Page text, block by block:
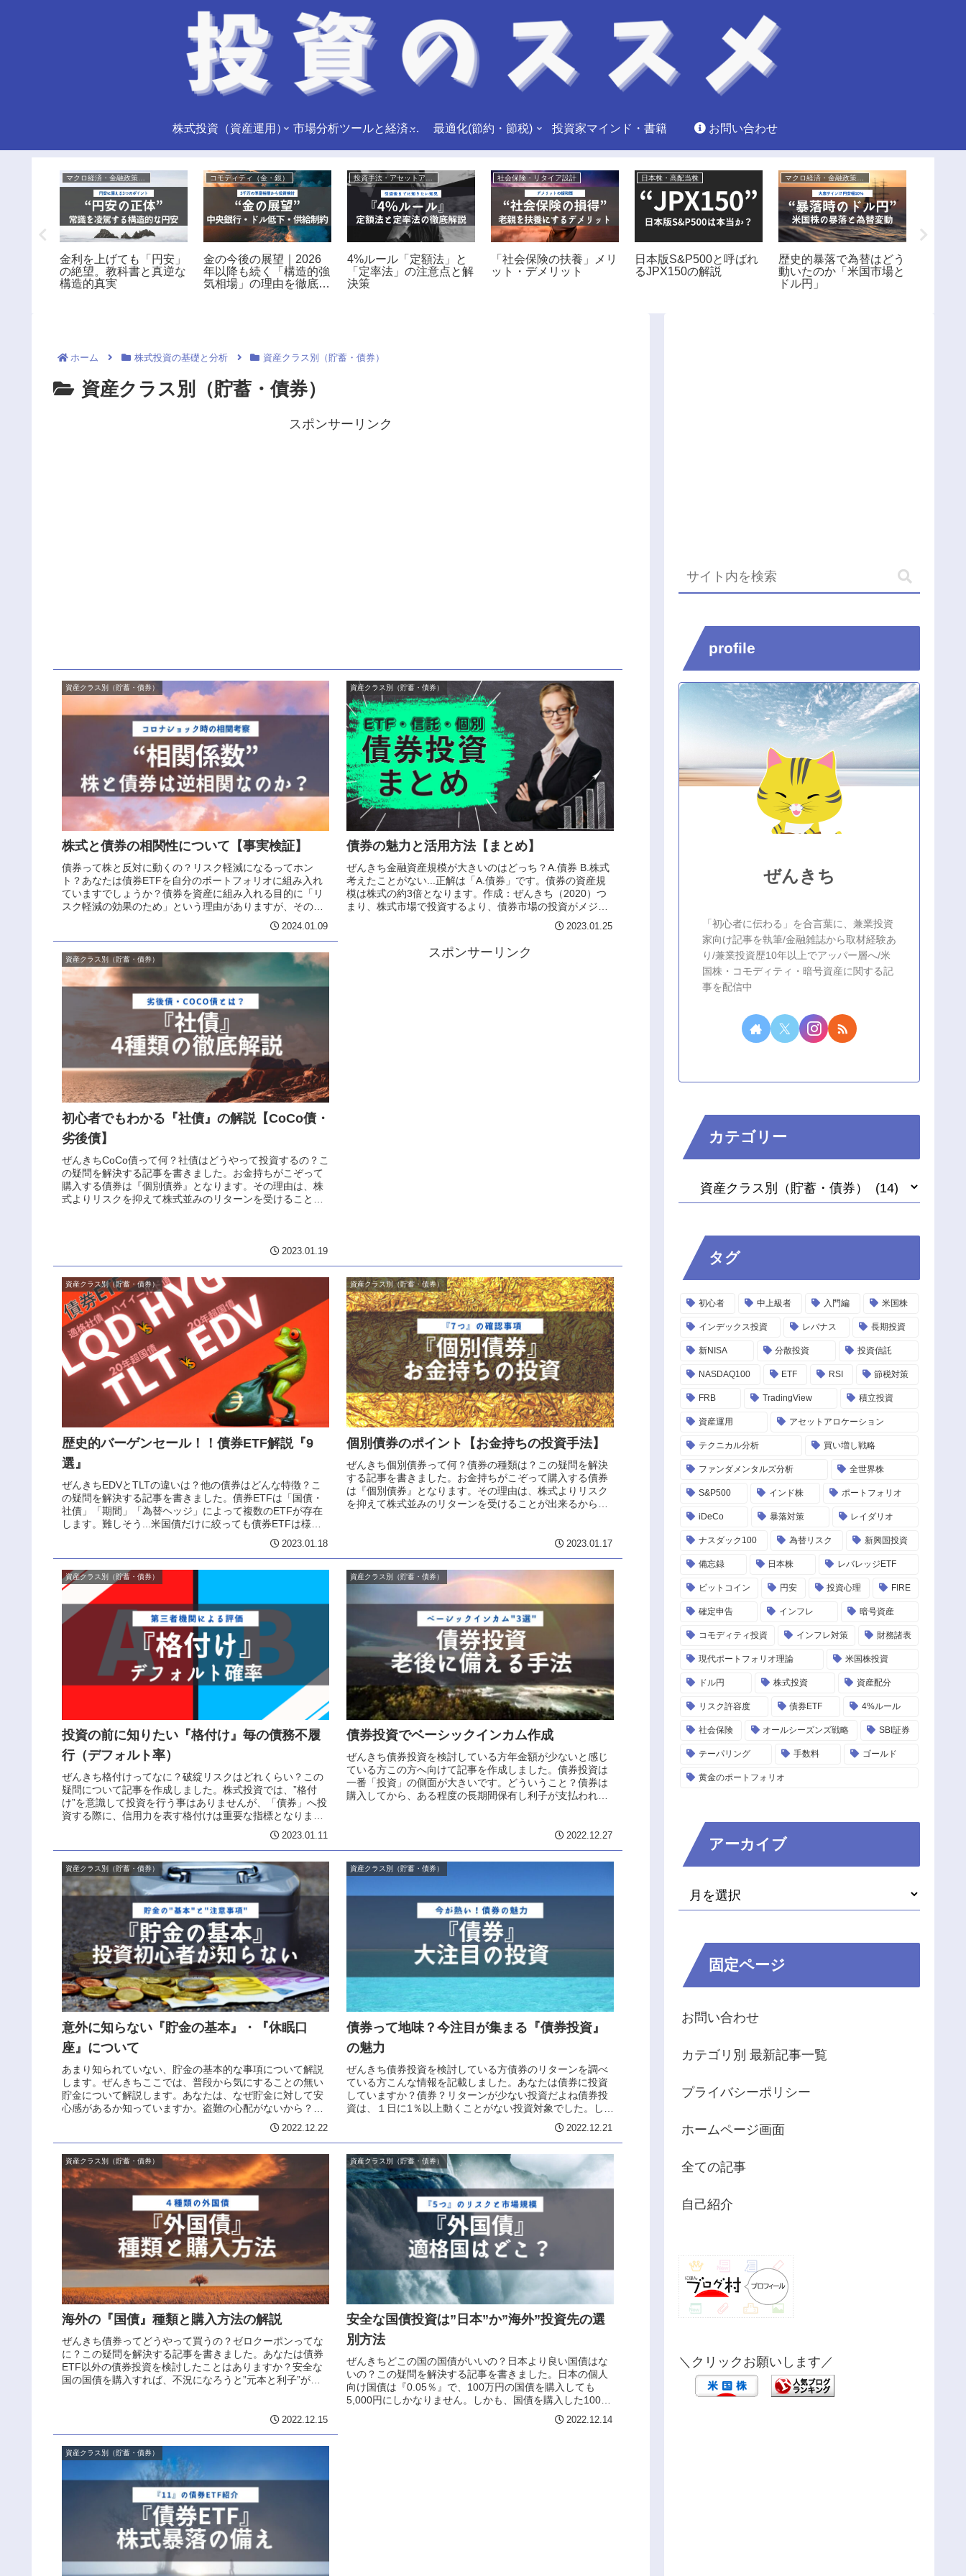
株式投資（資産運用） 市場分析ツールと経済指標 最適化(節約・節税) 投資家マインド・書籍 お問い合わせ
金利を上げても「円安」
の絶望。教科書と真逆な
構造的真実
コモディティ（金・銀）
金の今後の展望｜2026
年以降も続く「構造的強
気相場」の理由を徹底解
4%ルール「定額法」と
「定率法」の注意点と解
決策
社会保険・リタイア設計
「社会保険の扶養」メリ
ット・デメリット
日本株・高配当株
日本版S&P500と呼ばれ
るJPX150の解説
マクロ経済・金融政策分析
歴史的暴落で為替はどう
動いたのか「米国市場と
ドル円」
ホーム 株式投資の基礎と分析 資産クラス別（貯蓄・債券）
資産クラス別（貯蓄・債券）
スポンサーリンク
資産クラス別（貯蓄・債券）
株式と債券の相関性について【事実検証】
債券って株と反対に動くの？リスク軽減になるってホン
ト？あなたは債券ETFを自分のポートフォリオに組み入れ
ていますでしょうか？債券を資産に組み入れる目的に「リ
スク軽減の効果のため」という理由がありますが、その具
2024.01.09
資産クラス別（貯蓄・債券）
債券の魅力と活用方法【まとめ】
ぜんきち金融資産規模が大きいのはどっち？A.債券 B.株式
考えたことがない...正解は「A.債券」です。債券の資産規
模は株式の約3倍となります。作成：ぜんきち（2020）つ
まり、株式市場で投資するより、債券市場の投資がメジャ
2023.01.25
資産クラス別（貯蓄・債券）
初心者でもわかる『社債』の解説【CoCo債・
劣後債】
ぜんきちCoCo債って何？社債はどうやって投資するの？こ
の疑問を解決する記事を書きました。お金持ちがこぞって
購入する債券は『個別債券』となります。その理由は、株
式よりリスクを抑えて株式並みのリターンを受けることが
2023.01.19
スポンサーリンク
資産クラス別（貯蓄・債券）
歴史的バーゲンセール！！債券ETF解説『9
選』
ぜんきちEDVとTLTの違いは？他の債券はどんな特徴？こ
の疑問を解決する記事を書きました。債券ETFは「国債・
社債」「期間」「為替ヘッジ」によって複数のETFが存在
します。難しそう...米国債だけに絞っても債券ETFは様々
2023.01.18
資産クラス別（貯蓄・債券）
個別債券のポイント【お金持ちの投資手法】
ぜんきち個別債券って何？債券の種類は？この疑問を解決
する記事を書きました。お金持ちがこぞって購入する債券
は『個別債券』となります。その理由は、株式よりリスク
を抑えて株式並みのリターンを受けることが出来るからで
2023.01.17
資産クラス別（貯蓄・債券）
投資の前に知りたい『格付け』毎の債務不履
行（デフォルト率）
ぜんきち格付けってなに？破綻リスクはどれくらい？この
疑問について記事を作成しました。株式投資では、”格付
け”を意識して投資を行う事はありませんが、「債券」へ投
資する際に、信用力を表す格付けは重要な指標となりま
2023.01.11
資産クラス別（貯蓄・債券）
債券投資でベーシックインカム作成
ぜんきち債券投資を検討している方年金額が少ないと感じ
ている方この方へ向けて記事を作成しました。債券投資は
一番「投資」の側面が大きいです。どういうこと？債券は
購入してから、ある程度の長期間保有し利子が支払われま
2022.12.27
資産クラス別（貯蓄・債券）
意外に知らない『貯金の基本』・『休眠口
座』について
あまり知られていない、貯金の基本的な事項について解説
します。ぜんきちここでは、普段から気にすることの無い
貯金について解説します。あなたは、なぜ貯金に対して安
心感があるか知っていますか。盗難の心配がないから？？
2022.12.22
資産クラス別（貯蓄・債券）
債券って地味？今注目が集まる『債券投資』
の魅力
ぜんきち債券投資を検討している方債券のリターンを調べ
ている方こんな情報を記載しました。あなたは債券に投資
していますか？債券？リターンが少ない投資だよね債券投
資は、１日に1％以上動くことがない投資対象でした。しか
2022.12.21
資産クラス別（貯蓄・債券）
海外の『国債』種類と購入方法の解説
ぜんきち債券ってどうやって買うの？ゼロクーポンってな
に？この疑問を解決する記事を書きました。あなたは債券
ETF以外の債券投資を検討したことはありますか？安全な
国の国債を購入すれば、不況になろうと”元本と利子”が約
2022.12.15
資産クラス別（貯蓄・債券）
安全な国債投資は”日本”か”海外”投資先の選
別方法
ぜんきちどこの国の国債がいいの？日本より良い国債はな
いの？この疑問を解決する記事を書きました。日本の個人
向け国債は『0.05％』で、100万円の国債を購入しても
5,000円にしかなりません。しかも、国債を購入した100万
2022.12.14
資産クラス別（貯蓄・債券）
profile
ぜんきち
「初心者に伝わる」を合言葉に、兼業投資
家向け記事を執筆/金融雑誌から取材経験あ
り/兼業投資歴10年以上でアッパー層へ/米
国株・コモディティ・暗号資産に関する記
事を配信中
カテゴリー
タグ
初心者 中上級者 入門編 米国株
インデックス投資 レバナス 長期投資
新NISA 分散投資 投資信託
NASDAQ100 ETF RSI 節税対策
FRB TradingView 積立投資
資産運用 アセットアロケーション
テクニカル分析 買い増し戦略
ファンダメンタルズ分析 全世界株
S&P500 インド株 ポートフォリオ
iDeCo 暴落対策 レイダリオ
ナスダック100 為替リスク 新興国投資
備忘録 日本株 レバレッジETF
ビットコイン 円安 投資心理 FIRE
確定申告 インフレ 暗号資産
コモディティ投資 インフレ対策 財務諸表
現代ポートフォリオ理論 米国株投資
ドル円 株式投資 資産配分
リスク許容度 債券ETF 4%ルール
社会保険 オールシーズンズ戦略 SBI証券
テーパリング 手数料 ゴールド
黄金のポートフォリオ
アーカイブ
固定ページ
お問い合わせ
カテゴリ別 最新記事一覧
プライバシーポリシー
ホームページ画面
全ての記事
自己紹介
＼クリックお願いします／